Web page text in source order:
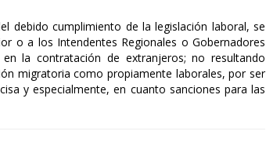
debido cumplimiento de la legislación laboral, se
o a los Intendentes Regionales o Gobernadores
la contratación de extranjeros; no resultando
migratoria como propiamente laborales, por ser
y especialmente, en cuanto sanciones para las